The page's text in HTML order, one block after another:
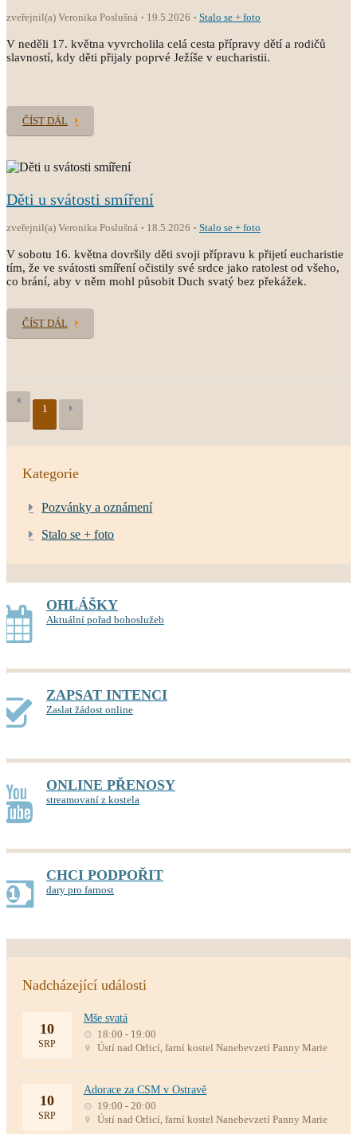
zveřejnil(a) Veronika Poslušná 19.5.2026 Stalo se + foto
V neděli 17. května vyvrcholila celá cesta přípravy dětí a rodičů
slavností, kdy děti přijaly poprvé Ježíše v eucharistii.
ČÍST DÁL
Děti u svátosti smíření
zveřejnil(a) Veronika Poslušná 18.5.2026 Stalo se + foto
V sobotu 16. května dovršily děti svoji přípravu k přijetí eucharistie
tím, že ve svátosti smíření očistily své srdce jako ratolest od všeho,
co brání, aby v něm mohl působit Duch svatý bez překážek.
ČÍST DÁL
1
Kategorie
Pozvánky a oznámení
Stalo se + foto
OHLÁŠKY
Aktuální pořad bohoslužeb
ZAPSAT INTENCI
Zaslat žádost online
ONLINE PŘENOSY
streamovaní z kostela
CHCI PODPOŘIT
dary pro farnost
Nadcházející události
10
SRP
Mše svatá
18:00 - 19:00
Ústí nad Orlicí, farní kostel Nanebevzetí Panny Marie
10
SRP
Adorace za CSM v Ostravě
19:00 - 20:00
Ústí nad Orlicí, farní kostel Nanebevzetí Panny Marie